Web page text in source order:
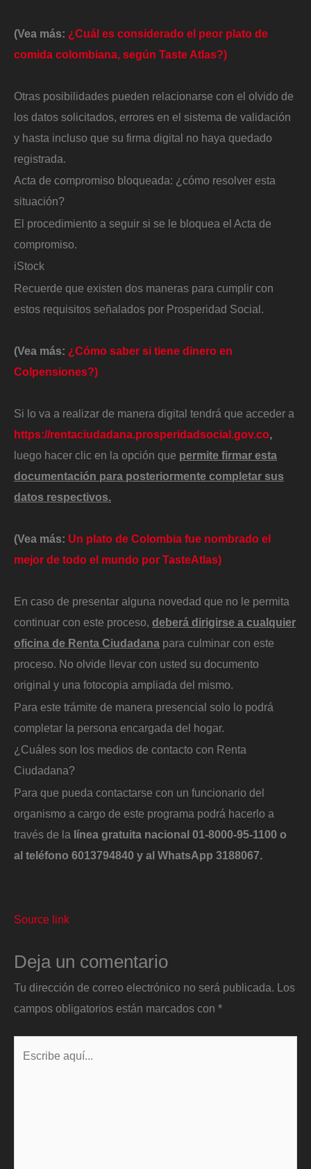
(Vea más: ¿Cuál es considerado el peor plato de
comida colombiana, según Taste Atlas?)
Otras posibilidades pueden relacionarse con el olvido de
los datos solicitados, errores en el sistema de validación
y hasta incluso que su firma digital no haya quedado
registrada.
Acta de compromiso bloqueada: ¿cómo resolver esta
situación?
El procedimiento a seguir si se le bloquea el Acta de
compromiso.
iStock
Recuerde que existen dos maneras para cumplir con
estos requisitos señalados por Prosperidad Social.
(Vea más: ¿Cómo saber si tiene dinero en
Colpensiones?)
Si lo va a realizar de manera digital tendrá que acceder a
https://rentaciudadana.prosperidadsocial.gov.co,
luego hacer clic en la opción que permite firmar esta
documentación para posteriormente completar sus
datos respectivos.
(Vea más: Un plato de Colombia fue nombrado el
mejor de todo el mundo por TasteAtlas)
En caso de presentar alguna novedad que no le permita
continuar con este proceso, deberá dirigirse a cualquier
oficina de Renta Ciudadana para culminar con este
proceso. No olvide llevar con usted su documento
original y una fotocopia ampliada del mismo.
Para este trámite de manera presencial solo lo podrá
completar la persona encargada del hogar.
¿Cuáles son los medios de contacto con Renta
Ciudadana?
Para que pueda contactarse con un funcionario del
organismo a cargo de este programa podrá hacerlo a
través de la línea gratuita nacional 01-8000-95-1100 o
al teléfono 6013794840 y al WhatsApp 3188067.
Source link
Deja un comentario
Tu dirección de correo electrónico no será publicada. Los
campos obligatorios están marcados con *